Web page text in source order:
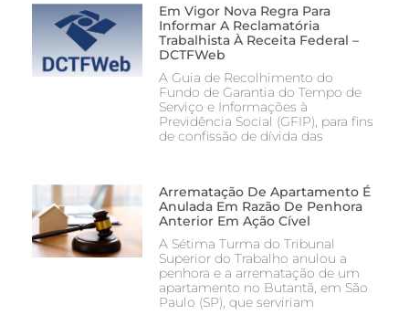
Em Vigor Nova Regra Para
Informar A Reclamatória
Trabalhista À Receita Federal –
DCTFWeb
A Guia de Recolhimento do
Fundo de Garantia do Tempo de
Serviço e Informações à
Previdência Social (GFIP), para fins
de confissão de dívida das
Arrematação De Apartamento É
Anulada Em Razão De Penhora
Anterior Em Ação Cível
A Sétima Turma do Tribunal
Superior do Trabalho anulou a
penhora e a arrematação de um
apartamento no Butantã, em São
Paulo (SP), que serviriam